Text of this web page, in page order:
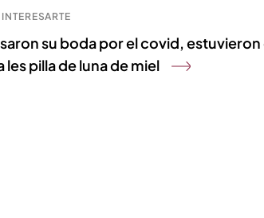
su boda por el covid, estuvieron
les pilla de luna de miel